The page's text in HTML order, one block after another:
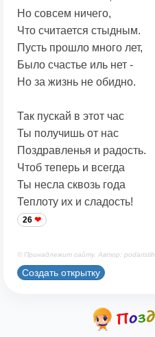
Но совсем ничего,
Что считается стыдным.
Пусть прошло много лет,
Было счастье иль нет -
Но за жизнь не обидно.
Так пускай в этот час
Ты получишь от нас
Поздравленья и радость.
Чтоб теперь и всегда
Ты несла сквозь года
Теплоту их и сладость!
26
© Принадлежит сайту. Автор: podaristih
Создать открытку